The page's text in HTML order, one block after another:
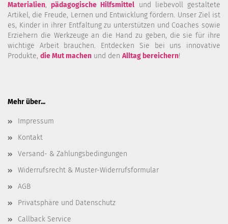
Materialien,pädagogische Hilfsmittel und liebevoll gestaltete
Artikel, die Freude, Lernen und Entwicklung fördern. Unser Ziel ist
es, Kinder in ihrer Entfaltung zu unterstützen und Coaches sowie
Erziehern die Werkzeuge an die Hand zu geben, die sie für ihre
wichtige Arbeit brauchen. Entdecken Sie bei uns innovative
Produkte, die Mut machen und den Alltag bereichern!
Mehr über...
Impressum
Kontakt
Versand- & Zahlungsbedingungen
Widerrufsrecht & Muster-Widerrufsformular
AGB
Privatsphäre und Datenschutz
Callback Service